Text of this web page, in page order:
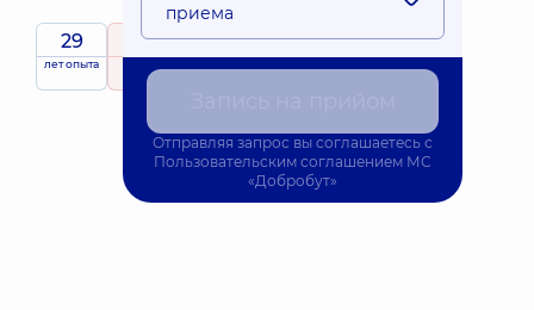
29
лет опыта
4.7 / 5
72 отзыва
приема
Отправляя запрос вы соглашаетесь с
Пользовательским соглашением МС
«Добробут»